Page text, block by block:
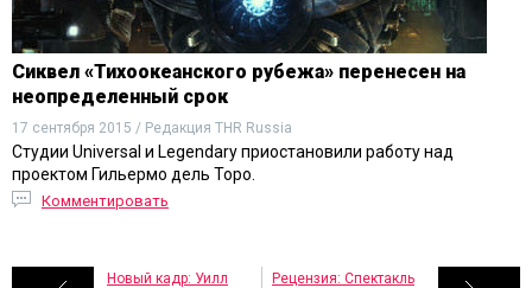
Сиквел «Тихоокеанского рубежа» перенесен на
неопределенный срок
17 сентября 2015 / Редакция THR Russia
Студии Universal и Legendary приостановили работу над
проектом Гильермо дель Торо.
Комментировать
Новый кадр: Уилл
Рецензия: Спектакль